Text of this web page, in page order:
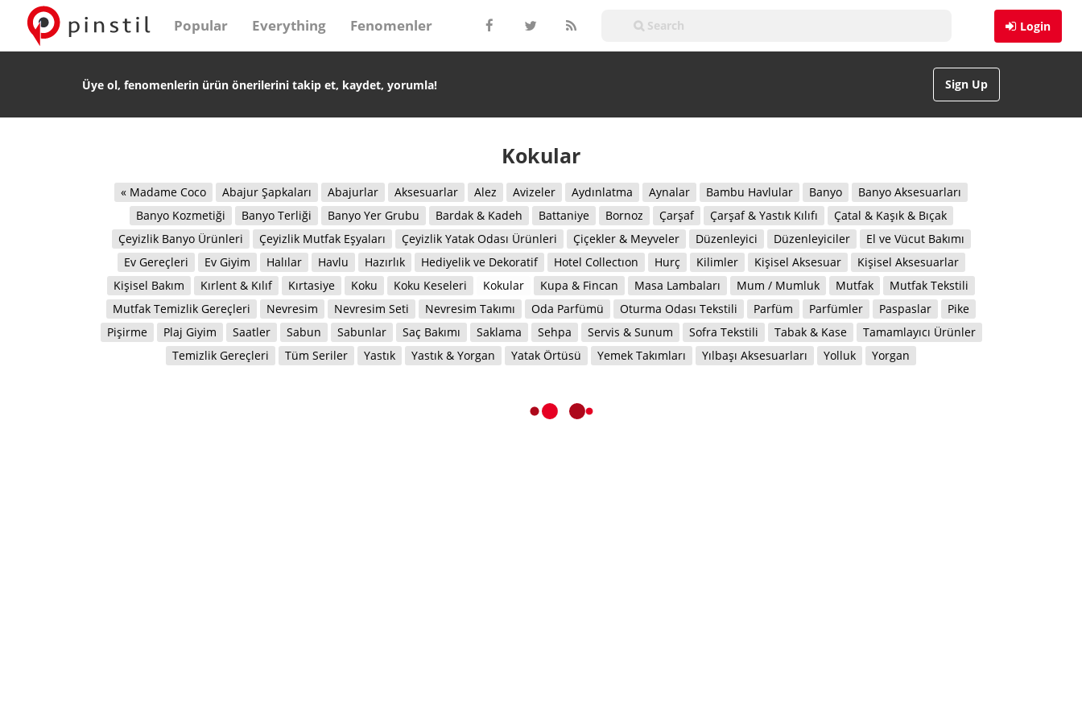
Login
Popular Everything Fenomenler
Sign Up
Üye ol, fenomenlerin ürün önerilerini takip et, kaydet, yorumla!
Kokular
« Madame Coco Abajur Şapkaları Abajurlar Aksesuarlar Alez Avizeler Aydınlatma Aynalar Bambu Havlular Banyo
Banyo Aksesuarları
Banyo Kozmetiği
Banyo Terliği Banyo Yer Grubu Bardak & Kadeh Battaniye Bornoz Çarşaf Çarşaf & Yastık Kılıfı
Çatal & Kaşık & Bıçak
Çeyizlik Banyo Ürünleri
Çeyizlik Mutfak Eşyaları Çeyizlik Yatak Odası Ürünleri Çiçekler & Meyveler Düzenleyici Düzenleyiciler
El ve Vücut Bakımı
Ev Gereçleri
Ev Giyim Halılar Havlu Hazırlık Hediyelik ve Dekoratif Hotel Collectıon Hurç Kilimler Kişisel Aksesuar
Kişisel Aksesuarlar
Kişisel Bakım
Kırlent & Kılıf Kırtasiye Koku Koku Keseleri Kokular Kupa & Fincan Masa Lambaları Mum / Mumluk Mutfak
Mutfak Tekstili
Mutfak Temizlik Gereçleri
Nevresim Nevresim Seti Nevresim Takımı Oda Parfümü Oturma Odası Tekstili Parfüm Parfümler Paspaslar
Pike
Pişirme
Plaj Giyim Saatler Sabun Sabunlar Saç Bakımı Saklama Sehpa Servis & Sunum Sofra Tekstili Tabak & Kase
Tamamlayıcı Ürünler
Temizlik Gereçleri
Tüm Seriler Yastık Yastık & Yorgan Yatak Örtüsü Yemek Takımları Yılbaşı Aksesuarları Yolluk Yorgan